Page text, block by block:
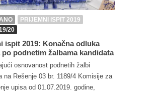
PRIJEMNI ISPIT 2019
20
ispit 2019: Konačna odluka
po podnetim žalbama kandidata
osnovanost podnetih žalbi
na Rešenje 03 br. 1189/4 Komisije za
upisa od 01.07.2019. godine,